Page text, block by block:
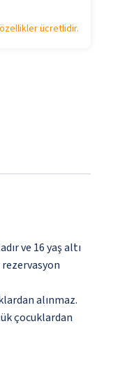
ücretlidir.
ve 16 yaş altı
alınmaz.
çocuklardan